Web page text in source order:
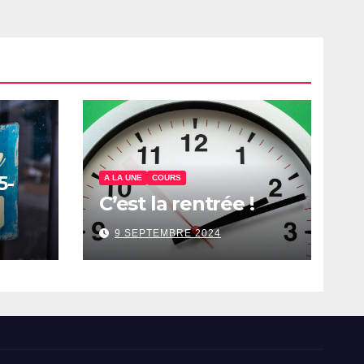
A LA UNE COURS
C’est la rentrée !
9 SEPTEMBRE 2024